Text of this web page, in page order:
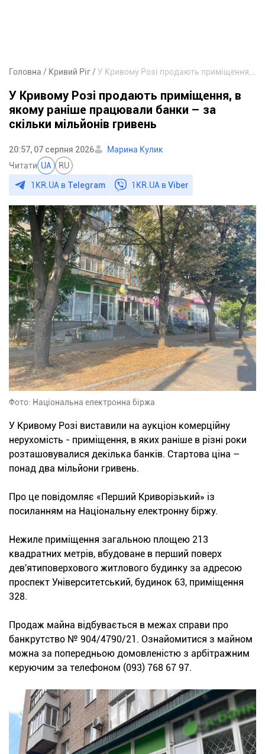
Головна Кривий Ріг
У Кривому Розі продають приміщення, в
якому раніше працювали банки – за
скільки мільйонів гривень
20:57, 07 серпня 2026
Марина Кулик
Читати UA RU
1KR.UA в Telegram 1KR.UA вViber
Фото: Національна електронна біржа
У Кривому Розі виставили на аукціон комерційну
нерухомість - приміщення, в яких раніше в різні роки
розташовувалися декілька банків. Стартова ціна –
понад два мільйони гривень.
Про це повідомляє «Перший Криворізький» із
посиланням на Національну електронну біржу.
Нежиле приміщення загальною площею 213
квадратних метрів, вбудоване в перший поверх
дев'ятиповерхового житлового будинку за адресою
проспект Університетський, будинок 63, приміщення
328.
Продаж майна відбувається в межах справи про
банкрутство № 904/4790/21. Ознайомитися з майном
можна за попередньою домовленістю з арбітражним
керуючим за телефоном (093) 768 67 97.